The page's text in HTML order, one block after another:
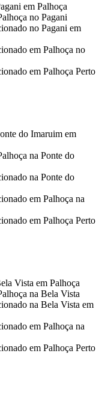
em Palhoça
no Pagani
no Pagani em
em Palhoça no
em Palhoça Perto
do Imaruim em
na Ponte do
na Ponte do
em Palhoça na
em Palhoça Perto
Vista em Palhoça
na Bela Vista
na Bela Vista em
em Palhoça na
em Palhoça Perto